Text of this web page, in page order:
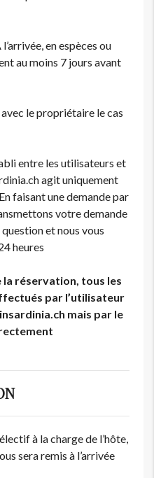
l’arrivée, en espèces ou
au moins 7 jours avant
le propriétaire le cas
entre les utilisateurs et
agit uniquement
faisant une demande par
votre demande
et nous vous
heures
la réservation, tous les
par l’utilisateur
mais par le
à la charge de l’hôte,
sera remis à l’arrivée